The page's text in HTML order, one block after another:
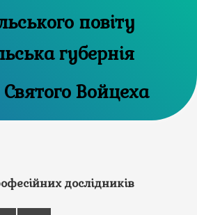
повіту
губернія
Святого Войцеха
дослідників